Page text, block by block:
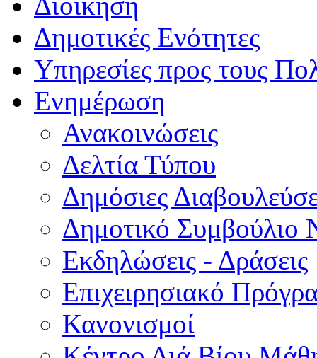
Δημοτικές Ενότητες
Υπηρεσίες προς τους
Ενημέρωση
Ανακοινώσεις
Δελτία Τύπου
Δημόσιες
Δημοτικό Συμβούλιο
Εκδηλώσεις - Δράσεις
Επιχειρησιακό
Κανονισμοί